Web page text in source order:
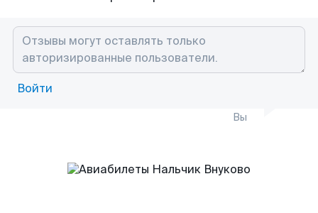
Войти
Вы